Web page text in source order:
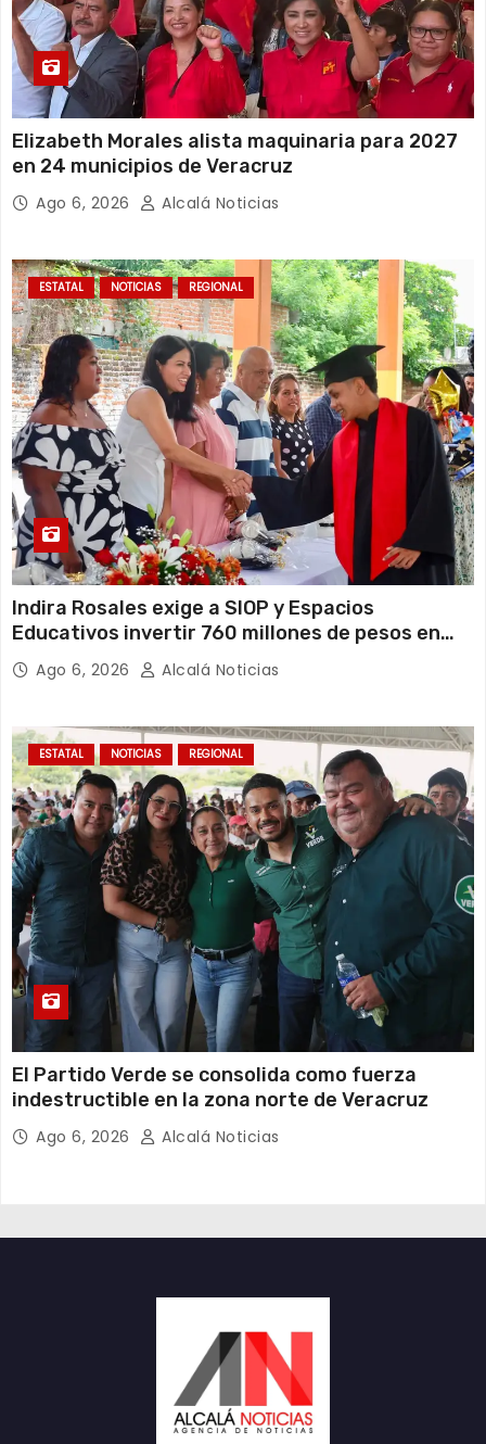
Elizabeth Morales alista maquinaria para 2027
en 24 municipios de Veracruz
Ago 6, 2026 Alcalá Noticias
ESTATAL NOTICIAS REGIONAL
Indira Rosales exige a SIOP y Espacios
Educativos invertir 760 millones de pesos en
obras para escuelas de Veracruz
Ago 6, 2026 Alcalá Noticias
ESTATAL NOTICIAS REGIONAL
​El Partido Verde se consolida como fuerza
indestructible en la zona norte de Veracruz
Ago 6, 2026 Alcalá Noticias